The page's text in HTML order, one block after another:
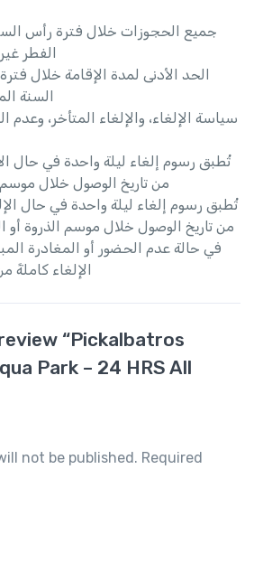
جميع الحجوزات خلال فترة رأس
الفطر
الحد الأدنى لمدة الإقامة خلال
السنة
سياسة الإلغاء، والإلغاء المتأخر، وعدم
من تاريخ الوصول خلال
من تاريخ الوصول خلال موسم الذروة
في حالة عدم الحضور أو المغادرة
الإلغاء كاملةً
“Pickalbatros
Park – 24 HRS All
not be published. Required